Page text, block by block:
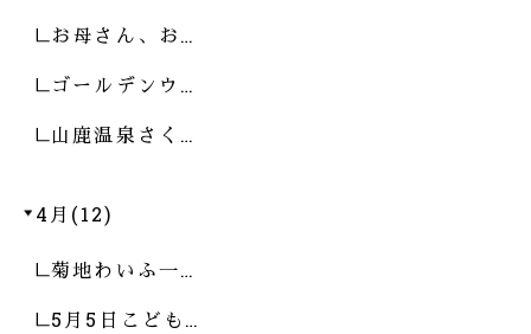
お母さん、お…
ゴールデンウ…
山鹿温泉さく…
4月(12)
菊地わいふ一…
5月5日こども…